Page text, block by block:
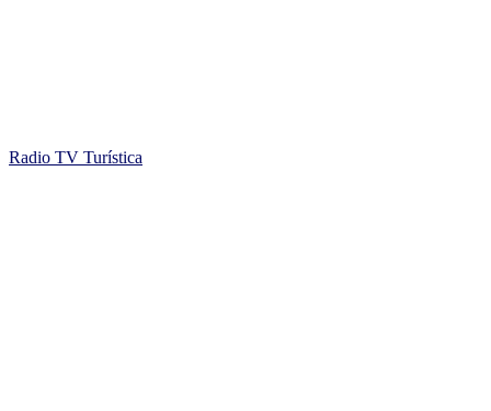
Radio TV Turística